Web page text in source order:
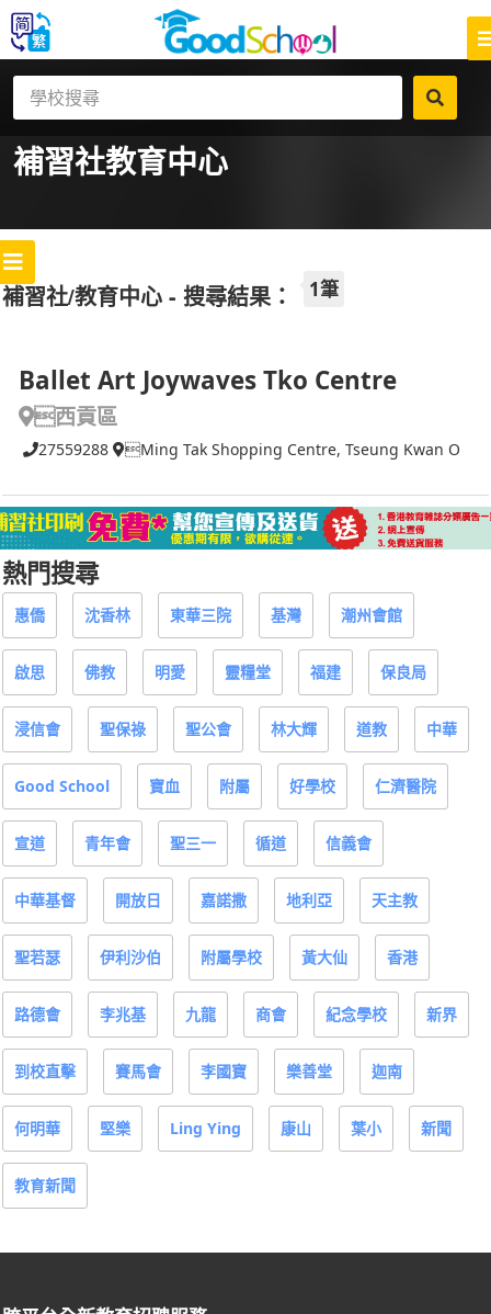
補習社教育中心
補習社/教育中心 - 搜尋結果： 1筆
Ballet Art Joywaves Tko Centre
西貢區
27559288 Ming Tak Shopping Centre, Tseung Kwan O
熱門搜尋
惠僑 沈香林 東華三院 基灣 潮州會館
啟思 佛教 明愛 靈糧堂 福建 保良局
浸信會 聖保祿 聖公會 林大輝 道教 中華
Good School 寶血 附屬 好學校 仁濟醫院
宣道 青年會 聖三一 循道 信義會
中華基督 開放日 嘉諾撒 地利亞 天主教
聖若瑟 伊利沙伯 附屬學校 黃大仙 香港
路德會 李兆基 九龍 商會 紀念學校 新界
到校直擊 賽馬會 李國寶 樂善堂 迦南
何明華 堅樂 Ling Ying 康山 葉小 新聞
教育新聞